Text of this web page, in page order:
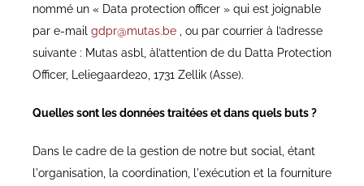
nommé un « Data protection officer » qui est joignable
par e-mail gdpr@mutas.be, ou par courrier à l’adresse
suivante : Mutas asbl, àl’attention de du Datta Protection
Officer, Leliegaarde20, 1731 Zellik (Asse).
Quelles sont les données traitées et dans quels buts ?
Dans le cadre de la gestion de notre but social, étant
l'organisation, la coordination, l'exécution et la fourniture